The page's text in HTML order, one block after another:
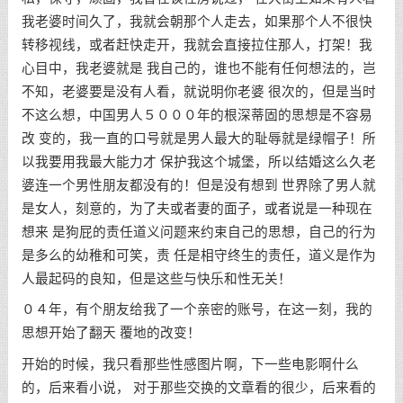
我老婆时间久了，我就会朝那个人走去，如果那个人不很快
转移视线，或者赶快走开，我就会直接拉住那人，打架！我
心目中，我老婆就是 我自己的，谁也不能有任何想法的，岂
不知，老婆要是没有人看，就说明你老婆 很次的，但是当时
不这么想，中国男人５０００年的根深蒂固的思想是不容易
改 变的，我一直的口号就是男人最大的耻辱就是绿帽子！所
以我要用我最大能力才 保护我这个城堡，所以结婚这么久老
婆连一个男性朋友都没有的！但是没有想到 世界除了男人就
是女人，刻意的，为了夫或者妻的面子，或者说是一种现在
想来 是狗屁的责任道义问题来约束自己的思想，自己的行为
是多么的幼稚和可笑，责 任是相守终生的责任，道义是作为
人最起码的良知，但是这些与快乐和性无关！
０４年，有个朋友给我了一个亲密的账号，在这一刻，我的
思想开始了翻天 覆地的改变！
开始的时候，我只看那些性感图片啊，下一些电影啊什么
的，后来看小说， 对于那些交换的文章看的很少，后来看的